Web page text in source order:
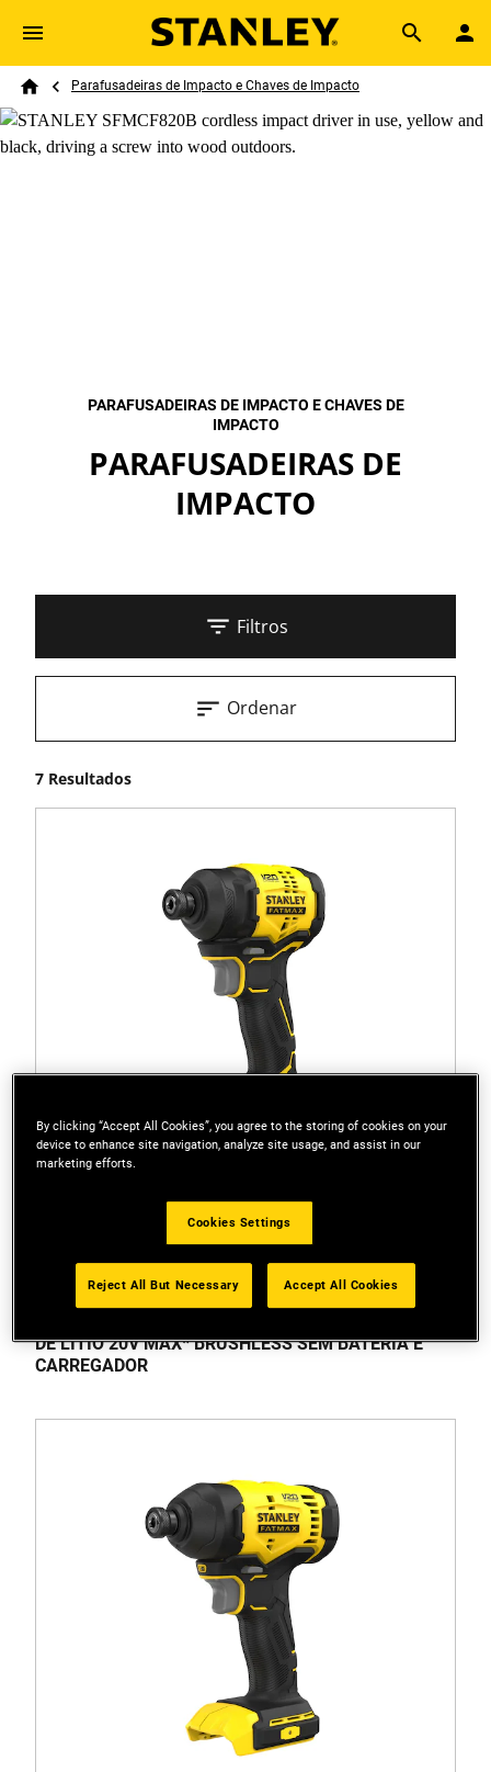
Skip to main content
Search
Breadcrumb
Parafusadeiras de Impacto e Chaves de Impacto
PARAFUSADEIRAS DE IMPACTO E CHAVES DE
IMPACTO
PARAFUSADEIRAS DE
IMPACTO
Filtros
7 Resultados
Ordenar
SBI811B-B3
DE LÍTIO 20V MAX* BRUSHLESS SEM BATERIA E
CARREGADOR
By clicking “Accept All Cookies”, you agree to the storing of cookies on your
device to enhance site navigation, analyze site usage, and assist in our
marketing efforts.
Cookies Settings
Reject All But Necessary Accept All Cookies